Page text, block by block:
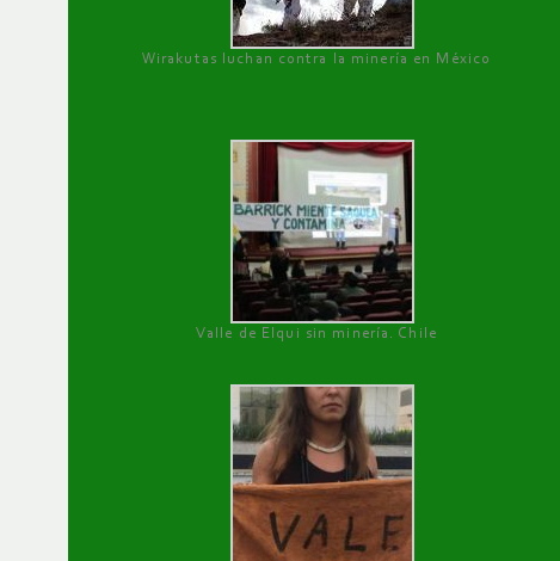
Wirakutas luchan contra la minería en México
Valle de Elqui sin minería. Chile